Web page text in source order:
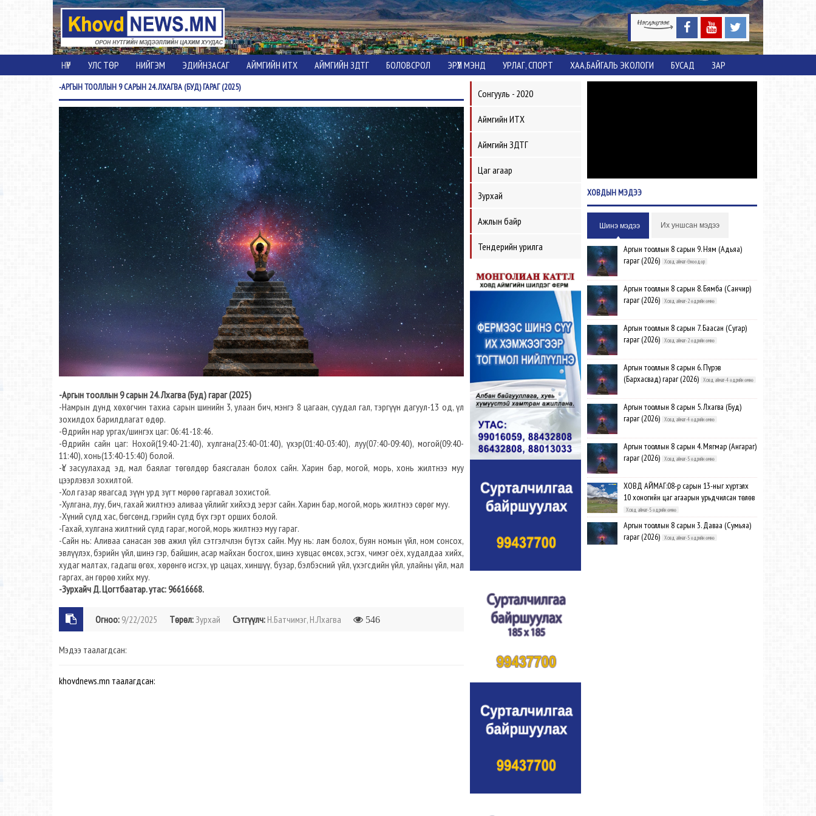
НҮҮР УЛС ТӨР НИЙГЭМ ЭДИЙНЗАСАГ АЙМГИЙН ИТХ АЙМГИЙН ЗДТГ БОЛОВСРОЛ ЭРҮҮЛ МЭНД УРЛАГ, СПОРТ ХАА,БАЙГАЛЬ ЭКОЛОГИ БУСАД ЗАР
-АРГЫНТООЛЛЫН 9 САРЫН 24. ЛХАГВА (БУД) ГАРАГ (2025)
-Аргын тооллын 9 сарын 24. Лхагва (Буд) гараг (2025)
-Намрын дунд хөхөгчин тахиа сарын шинийн 3, улаан бич, мэнгэ 8 цагаан, суудал гал, тэргүүн дагуул-13 од, үл
зохилдох барилдлагат өдөр.
-Өдрийн нар ургах/шингэх цаг: 06:41-18:46.
-Өдрийн сайн цаг: Нохой(19:40-21:40), хулгана(23:40-01:40), үхэр(01:40-03:40), луу(07:40-09:40), могой(09:40-
11:40), хонь(13:40-15:40) болой.
-Үс засуулахад эд, мал баялаг төгөлдөр баясгалан болох сайн. Харин бар, могой, морь, хонь жилтнээ муу
цээрлэвэл зохилтой.
-Хол газар явагсад зүүн урд зүгт мөрөө гаргавал зохистой.
-Хулгана, луу, бич, гахай жилтнээ аливаа үйлийг хийхэд эерэг сайн. Харин бар, могой, морь жилтнээ сөрөг муу.
-Хүний сүлд хас, бөгсөнд, гэрийн сүлд бүх гэрт орших болой.
-Гахай, хулгана жилтний сүлд гараг, могой, морь жилтнээ муу гараг.
-Сайн нь: Аливаа санасан зөв ажил үйл сэтгэлчлэн бүтэх сайн. Муу нь: лам болох, буян номын үйл, ном сонсох,
эвлүүлэх, бэрийн үйл, шинэ гэр, байшин, асар майхан босгох, шинэ хувцас өмсөх, эсгэх, чимэг оёх, худалдаа хийх,
худаг малтах, гадагш өгөх, хөрөнгө исгэх, үр цацах, хиншүү, бузар, бэлбэсний үйл, үхэгсдийн үйл, улайны үйл, мал
гаргах, ан гөрөө хийх муу.
-Зурхайч Д. Цогтбаатар. утас: 96616668.
Огноо: 9/22/2025 Төрөл:Зурхай Сэтгүүлч: Н.Батчимэг, Н.Лхагва 546
Мэдээ таалагдсан:
khovdnews.mn таалагдсан:
Сонгууль - 2020
Аймгийн ИТХ
Аймгийн ЗДТГ
Цаг агаар
Зурхай
Ажлын байр
Тендерийн урилга
ХОВДЫНМЭДЭЭ
Шинэ мэдээ Их уншсан мэдээ
Аргын тооллын 8 сарын 9. Ням (Адьяа)
гараг (2026)
Ховд аймаг-Өнөөдөр
Аргын тооллын 8 сарын 8. Бямба (Санчир)
гараг (2026)
Ховд аймаг-2 өдрийн өмнө
Аргын тооллын 8 сарын 7. Баасан (Сугар)
гараг (2026)
Ховд аймаг-2 өдрийн өмнө
Аргын тооллын 8 сарын 6. Пүрэв
(Бархасвад) гараг (2026)
Ховд аймаг-4 өдрийн өмнө
Аргын тооллын 8 сарын 5. Лхагва (Буд)
гараг (2026)
Ховд аймаг-4 өдрийн өмнө
Аргын тооллын 8 сарын 4. Мягмар (Ангараг)
гараг (2026)
Ховд аймаг-5 өдрийн өмнө
ХОВД АЙМАГ:08-р сарын 13-ныг хүртэлх
10 хоногийн цаг агаарын урьдчилсан төлөв
Ховд аймаг-5 өдрийн өмнө
Аргын тооллын 8 сарын 3. Даваа (Сумьяа)
гараг (2026)
Ховд аймаг-5 өдрийн өмнө